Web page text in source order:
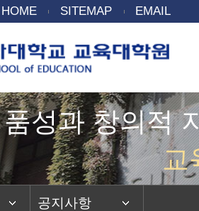
HOME SITEMAP EMAIL
성과 창의적
교
공지사항